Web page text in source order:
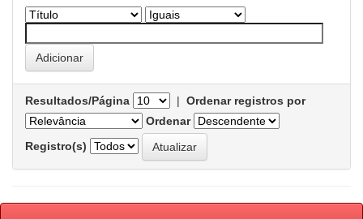
Resultados/Página | Ordenar registros por
Ordenar
Registro(s)